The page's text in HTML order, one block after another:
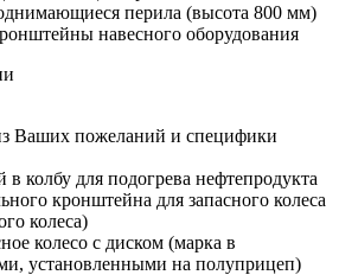
перила (высота 800 мм)
навесного оборудования
Ваших пожеланий и специфики
в колбу для подогрева нефтепродукта
кронштейна для запасного колеса
колеса)
колесо с диском (марка в
установленными на полуприцеп)